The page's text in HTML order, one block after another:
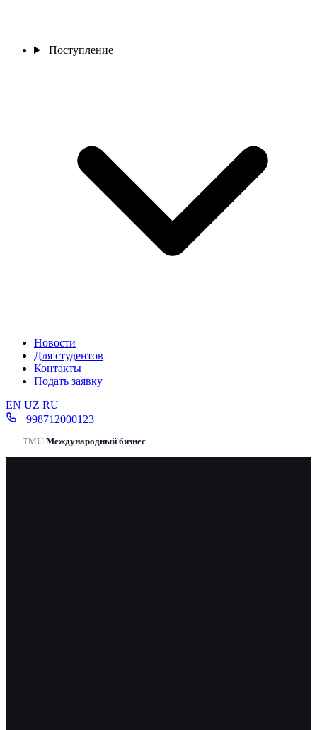
Поступление
Новости
Для студентов
Контакты
Подать заявку
EN UZ RU
+998712000123
TMU/Международный бизнес